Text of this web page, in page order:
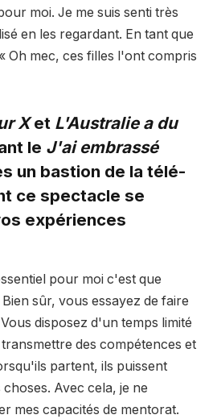
moi. Je me suis senti très
en les regardant. En tant que
Oh mec, ces filles l'ont compris
Xet L'Australie a du
le J'ai embrassé
un bastion de la télé-
ce spectacle se
expériences
pour moi c'est que
sûr, vous essayez de faire
disposez d'un temps limité
des compétences et
partent, ils puissent
Avec cela, je ne
mes capacités de mentorat.